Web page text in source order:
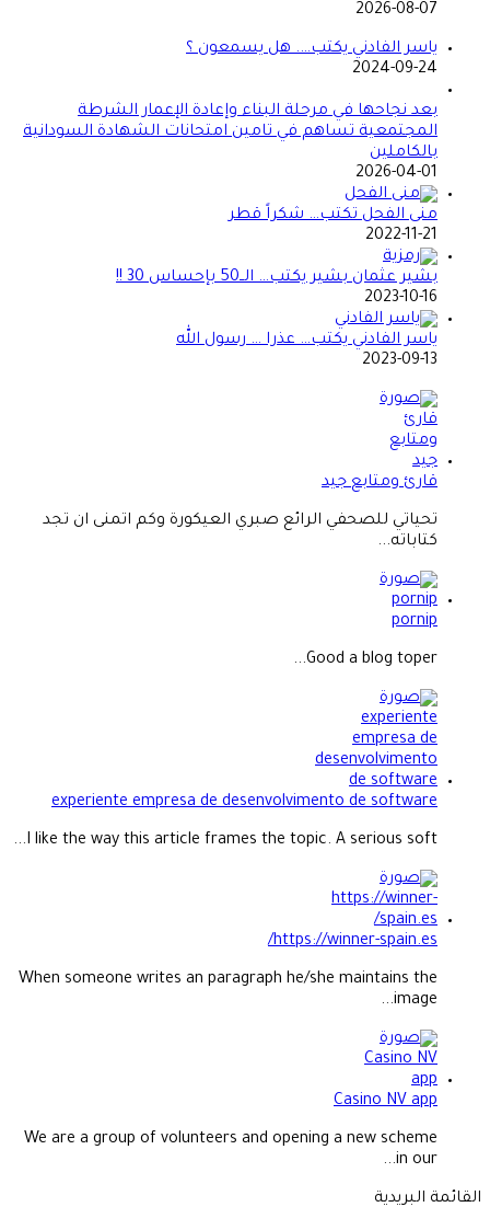
2026-08-07
ياسر الفادني يكتب…. هل يسمعون ؟
2024-09-24
بعد نجاحها في مرحلة البناء وإعادة الإعمار الشرطة
المجتمعية تساهم في تامين امتحانات الشهادة السودانية
بالكاملين
2026-04-01
منى الفحل تكتب… شكراً قطر
2022-11-21
بشير عثمان بشير يكتب… الــ50 بإحساس 30 !!
2023-10-16
ياسر الفادني يكتب… عذرا … رسول الله
2023-09-13
قارئ ومتابع جيد
تحياتي للصحفي الرائع صبري العيكورة وكم اتمنى ان تجد
كتاباته...
pornip
Good a blog toper...
experiente empresa de desenvolvimento de software
I like the way this article frames the topic. A serious soft...
https://winner-spain.es/
When someone writes an paragraph he/she maintains the
image...
Casino NV app
We are a group of volunteers and opening a new scheme
in our...
القائمة البريدية